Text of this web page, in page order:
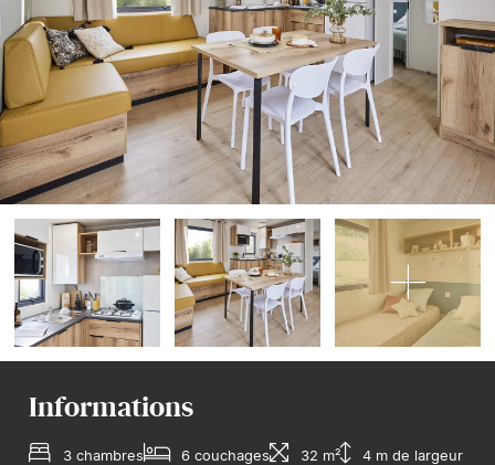
Informations
3 chambres 6 couchages 32 m²
4 m de largeur